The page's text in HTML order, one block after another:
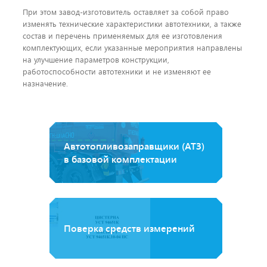
При этом завод-изготовитель оставляет за собой право
изменять технические характеристики автотехники, а также
состав и перечень применяемых для ее изготовления
комплектующих, если указанные мероприятия направлены
на улучшение параметров конструкции,
работоспособности автотехники и не изменяют ее
назначение.
Автотопливозаправщики (АТЗ)
в базовой комплектации
Поверка средств измерений